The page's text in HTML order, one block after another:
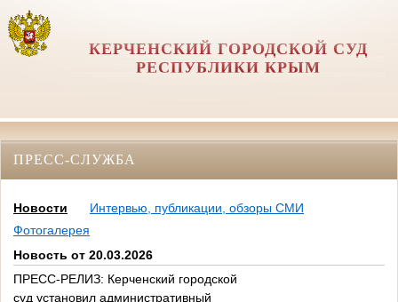
КЕРЧЕНСКИЙ ГОРОДСКОЙ СУД
РЕСПУБЛИКИ КРЫМ
ПРЕСС-СЛУЖБА
Новости
Интервью, публикации, обзоры СМИ
Фотогалерея
Новость от 20.03.2026
ПРЕСС-РЕЛИЗ: Керченский городской
суд установил административный